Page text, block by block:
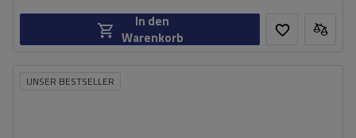
In den
Warenkorb
UNSER BESTSELLER